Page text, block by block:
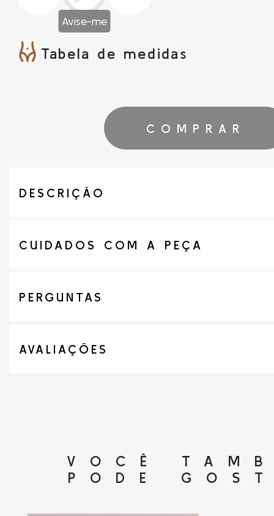
Avise-me
Tabela de medidas
COMPRAR
DESCRIÇÃO
CUIDADOS COM A PEÇA
PERGUNTAS
AVALIAÇÕES
VOCÊ
PODE